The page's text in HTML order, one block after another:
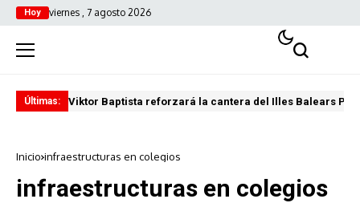
Hoy viernes , 7 agosto 2026
Últimas: Viktor Baptista reforzará la cantera del Illes Balears
Inicio infraestructuras en colegios
infraestructuras en colegios